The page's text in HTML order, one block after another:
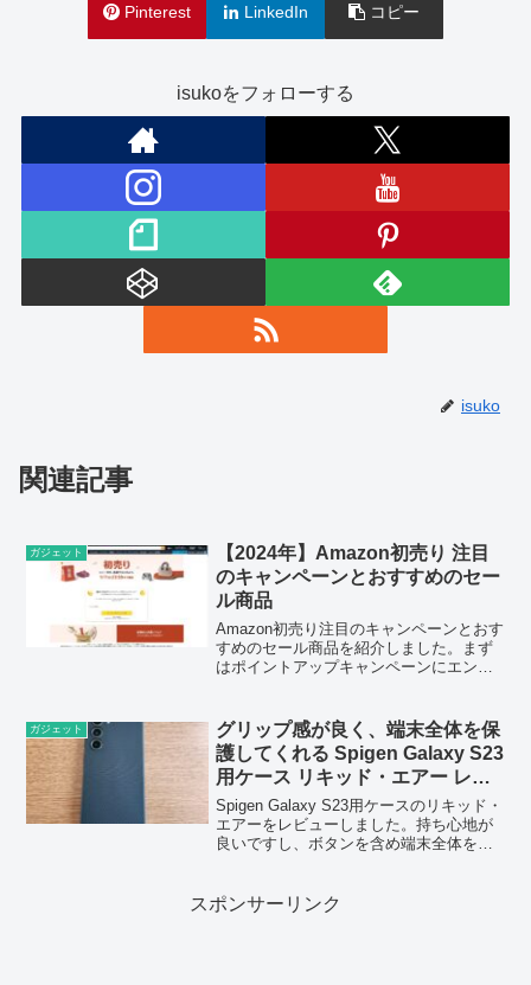
Pinterest LinkedIn コピー
isukoをフォローする
isuko
関連記事
ガジェット
【2024年】Amazon初売り 注目
のキャンペーンとおすすめのセー
ル商品
Amazon初売り注目のキャンペーンとおす
すめのセール商品を紹介しました。まず
はポイントアップキャンペーンにエント
ガジェット
グリップ感が良く、端末全体を保
護してくれる Spigen Galaxy S23
用ケース リキッド・エアー レビ
ュー
Spigen Galaxy S23用ケースのリキッド・
エアーをレビューしました。持ち心地が
良いですし、ボタンを含め端末全体を守
スポンサーリンク